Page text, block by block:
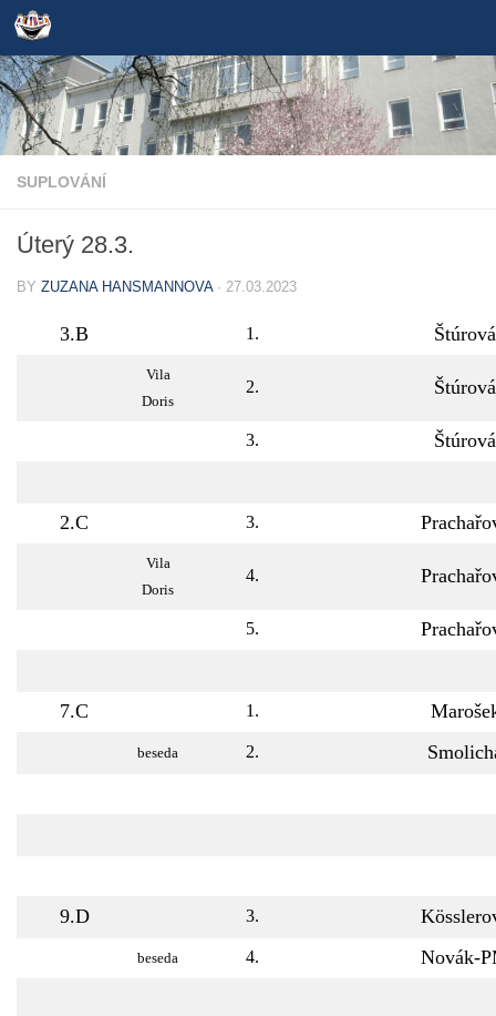
Skip to content
SUPLOVÁNÍ
Úterý 28.3.
BY ZUZANA HANSMANNOVA · 27.03.2023
3.B 1. Štúrová
Vila
Doris
2. Štúrová
3. Štúrová
2.C 3.
Vila
Doris
4.
5.
7.C 1.
beseda 2.
9.D 3.
beseda 4. Novák-